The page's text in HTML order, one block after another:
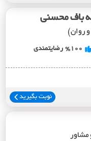
باف محسنی
روان)
%100 رضایتمندی
نوبت بگیرید